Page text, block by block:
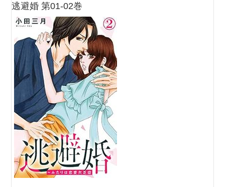
逃避婚 第01-02巻